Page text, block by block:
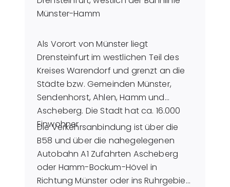
Münster-Hamm
Als Vorort von Münster liegt
Drensteinfurt im westlichen Teil des
Kreises Warendorf und grenzt an die
Städte bzw. Gemeinden Münster,
Sendenhorst, Ahlen, Hamm und
Ascheberg. Die Stadt hat ca. 16.000
Einwohner
Die Verkehrsanbindung ist über die
B58 und über die nahegelegenen
Autobahn A1 Zufahrten Ascheberg
oder Hamm-Bockum-Hövel in
Richtung Münster oder ins Ruhrgebiet